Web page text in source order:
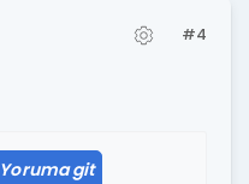
#4
Yoruma git